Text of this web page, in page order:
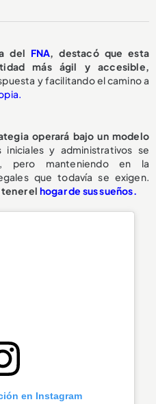
del FNA, destacó que esta
más ágil y accesible,
y facilitando el camino a
operará bajo un modelo
y administrativos se
pero manteniendo en la
que todavía se exigen.
el hogar de sus sueños.
en Instagram